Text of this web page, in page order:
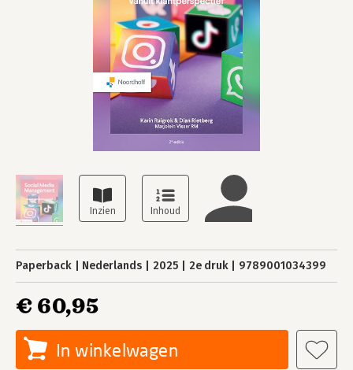
Paperback Nederlands 2025 2e druk 9789001034399
€ 60,95
In winkelwagen